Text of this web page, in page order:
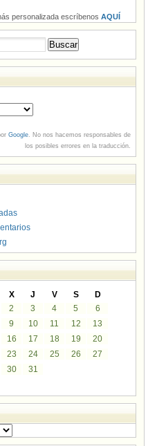
personalizada escríbenos AQUÍ
Google. No nos hacemos responsables de
los posibles errores en la traducción.
X J V S
D
2 3 4 5
6
9 10 11 12
13
16 17 18 19
20
23 24 25 26
27
30 31